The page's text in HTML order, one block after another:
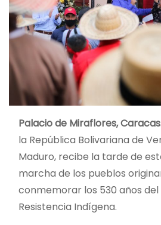
Palacio de Miraflores,
la República Bolivariana de
Maduro, recibe la tarde de
marcha de los pueblos
conmemorar los 530 años del
Resistencia Indígena.